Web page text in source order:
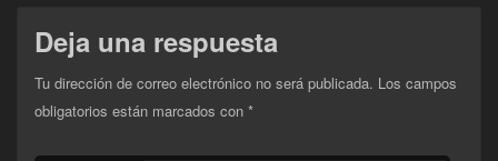
Deja una respuesta
Tu dirección de correo electrónico no será publicada. Los campos
obligatorios están marcados con *